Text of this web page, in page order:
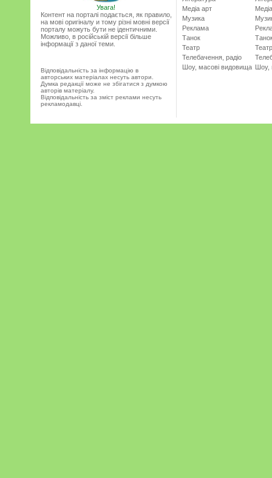
Увага!
Контент на порталі подається, як правило,
на мові оригіналу и тому різні мовні версії
порталу можуть бути не ідентичними.
Можливо, в російській версії більше
інформації з даної теми.
Відповідальність за інформацію в
авторських матеріалах несуть автори.
Думка редакції може не збігатися з думкою
авторів матеріалу.
Відповідальність за зміст реклами несуть
рекламодавці.
Медіа арт
Музика
Реклама
Танок
Театр
Телебачення, радіо
Шоу, масові видовища
Театр
Шоу,